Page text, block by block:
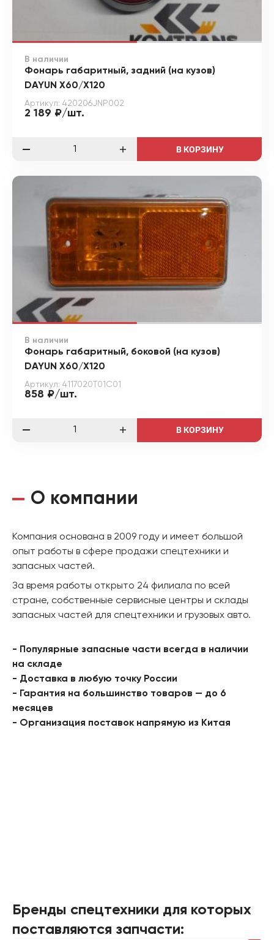
В наличии
Фонарь габаритный, задний (на кузов)
DAYUN X60/X120
Артикул: 420206JNP002
2 189 ₽/шт.
В КОРЗИНУ
В наличии
Фонарь габаритный, боковой (на кузов)
DAYUN X60/X120
Артикул: 4117020T01C01
858 ₽/шт.
В КОРЗИНУ
О компании
Компания основана в 2009 году и имеет большой
опыт работы в сфере продажи спецтехники и
запасных частей.
За время работы открыто 24 филиала по всей
стране, собственные сервисные центры и склады
запасных частей для спецтехники и грузовых авто.
- Популярные запасные части всегда в наличии
на складе
- Доставка в любую точку России
- Гарантия на большинство товаров — до 6
месяцев
- Организация поставок напрямую из Китая
Бренды спецтехники для которых
поставляются запчасти: